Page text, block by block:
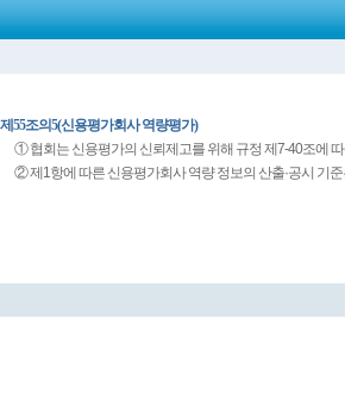
제55조의5(신용평가회사 역량평가)
① 협회는 신용평가의 신뢰제고를 위해 규정 제7-40조에
②제1항에 따른 신용평가회사 역량 정보의 산출·공시 기